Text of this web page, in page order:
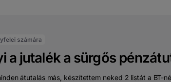
számára
a jutalék a sürgős
átutalás más, készítettem neked 2 listát a BT-